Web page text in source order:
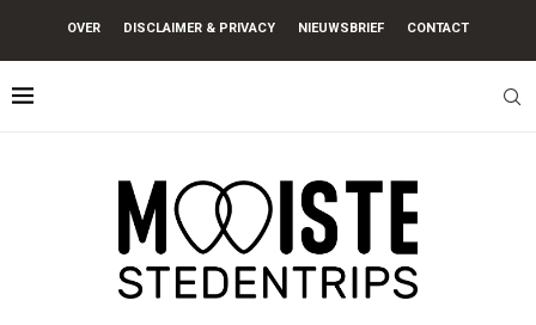
OVER DISCLAIMER & PRIVACY NIEUWSBRIEF CONTACT